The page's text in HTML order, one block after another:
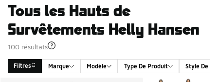
Tous les Hauts de
Survêtements Helly Hansen
100 résultats
Filtres Marque Modèle Type De Produit Style De